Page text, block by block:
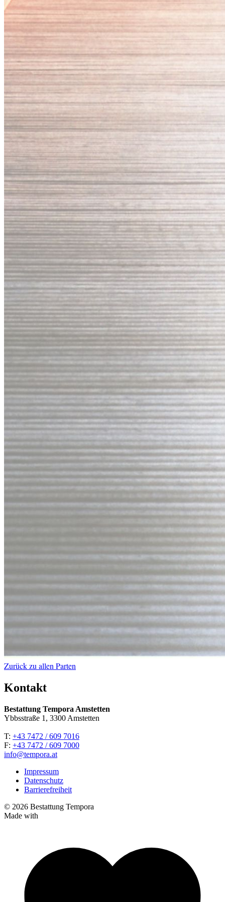
Zurück zu allen Parten
Kontakt
Bestattung Tempora Amstetten
Ybbsstraße 1, 3300 Amstetten
T: +43 7472 / 609 7016
F: +43 7472 / 609 7000
info@tempora.at
Impressum
Datenschutz
Barrierefreiheit
© 2026 Bestattung Tempora
Made with